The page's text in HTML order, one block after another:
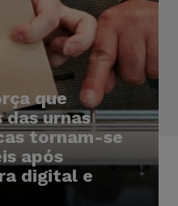
que
das urnas
tornam-se
após
digital e